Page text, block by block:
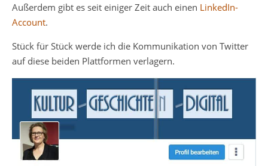
Außerdem gibt es seit einiger Zeit auch einen LinkedIn-
Account.
Stück für Stück werde ich die Kommunikation von Twitter
auf diese beiden Plattformen verlagern.